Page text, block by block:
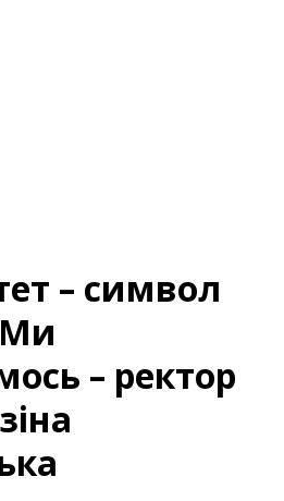
– символ
– ректор